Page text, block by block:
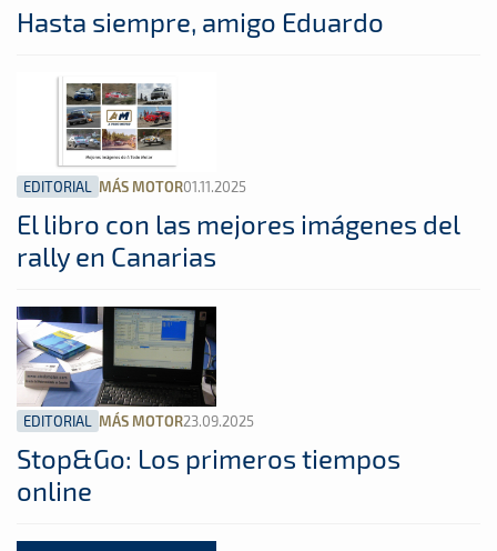
Hasta siempre, amigo Eduardo
EDITORIAL MÁS MOTOR01.11.2025
El libro con las mejores imágenes del
rally en Canarias
EDITORIAL MÁS MOTOR23.09.2025
Stop&Go: Los primeros tiempos
online